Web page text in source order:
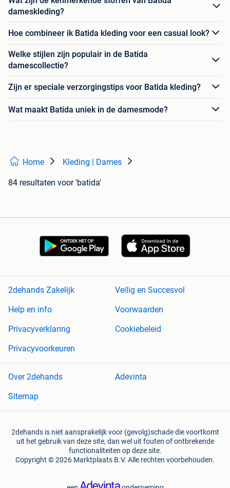
dameskleding?
Hoe combineer ik Batida kleding voor een casual look?
Welke stijlen zijn populair in de Batida
damescollectie?
Zijn er speciale verzorgingstips voor Batida kleding?
Wat maakt Batida uniek in de damesmode?
Home Kleding | Dames
84 resultaten voor 'batida'
2dehands Zakelijk
Veilig en Succesvol
Help en info
Voorwaarden
Privacyverklaring
Cookiebeleid
Privacyvoorkeuren
Over 2dehands
Adevinta
Sitemap
2dehands is niet aansprakelijk voor (gevolg)schade die voortkomt
uit het gebruik van deze site, dan wel uit fouten of ontbrekende
functionaliteiten op deze site.
Copyright © 2026 Marktplaats B.V. Alle rechten voorbehouden.